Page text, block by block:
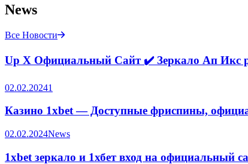
News
Все Новости
Up X Официальный Сайт ✔️ Зеркало Ап Икс
02.02.20241
Казино 1xbet — Доступные фриспины,
02.02.2024News
1xbet зеркало и 1хбет вход на официальный